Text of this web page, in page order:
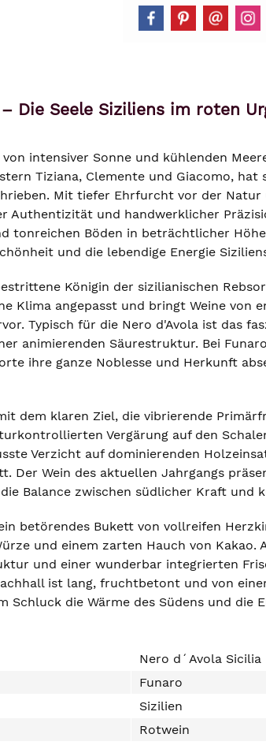
Die Seele Siziliens im roten
intensiver Sonne und kühlenden
Tiziana, Clemente und Giacomo,
Mit tiefer Ehrfurcht vor der
Authentizität und handwerklicher
tonreichen Böden in beträchtlicher
und die lebendige Energie
Königin der sizilianischen
Klima angepasst und bringt Weine von
Typisch für die Nero d'Avola ist das
animierenden Säurestruktur. Bei
ihre ganze Noblesse und Herkunft
dem klaren Ziel, die vibrierende
Vergärung auf den
Verzicht auf dominierenden
Der Wein des aktuellen Jahrgangs
Balance zwischen südlicher Kraft und
betörendes Bukett von vollreifen
und einem zarten Hauch von Kakao.
und einer wunderbar integrierten
ist lang, fruchtbetont und von
die Wärme des Südens und die
Nero d´Avola Sicilia
Funaro
Sizilien
Rotwein